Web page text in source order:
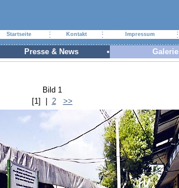
Startseite Kontakt Impressum
Presse & News Galerie
Bild 1
[1]
2 >>